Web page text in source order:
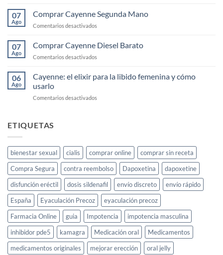
sexual
Precio
2025
07
Ago
Comprar Cayenne Segunda Mano
Comentarios desactivados
Cayenne
Segunda
Mano
07
Ago
Comprar Cayenne Diesel Barato
Comentarios desactivados
Cayenne
Diesel
06
Ago
Cayenne: el elixir para la libido femenina y cómo
usarlo
Comentarios desactivados
libido
femenina
y
cómo
usarlo
ETIQUETAS
bienestar sexual cialis comprar online
comprar sin receta
Compra Segura
contra reembolso Dapoxetina
dapoxetine
disfunción eréctil
dosis sildenafil envío discreto
envío rápido
España
Eyaculación Precoz
eyaculación precoz
Farmacia Online
guia Impotencia
impotencia masculina
inhibidor pde5
kamagra Medicación oral
Medicamentos
medicamentos originales
mejorar erección
oral jelly